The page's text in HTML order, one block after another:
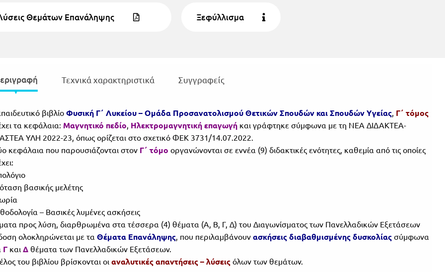
Θεμάτων Επανάληψης Ξεφύλλισμα
Τεχνικά χαρακτηριστικά Συγγραφείς
βιβλίοΦυσική Γ΄ Λυκείου – Ομάδα Προσανατολισμού Θετικών Σπουδών και Σπουδών Υγείας, Γ΄ τόμος
τα κεφάλαια: Μαγνητικό πεδίο, Ηλεκτρομαγνητική επαγωγή και γράφτηκε σύμφωνα με τη ΝΕΑ ΔΙΔΑΚΤΕΑ-
ΥΛΗ 2022-23, όπως ορίζεται στο σχετικό ΦΕΚ 3731/14.07.2022.
κεφάλαια που παρουσιάζονται στον Γ΄ τόμο οργανώνονται σε εννέα (9) διδακτικές ενότητες, καθεμία από τις οποίες
βασικής μελέτης
– Βασικές λυμένες ασκήσεις
προς λύση, διαρθρωμένα στα τέσσερα (4) θέματα (Α, Β, Γ, Δ) του Διαγωνίσματος των Πανελλαδικών Εξετάσεων
ολοκληρώνεται με τα Θέματα Επανάληψης, που περιλαμβάνουν ασκήσεις διαβαθμισμένης δυσκολίας σύμφωνα
Γ και Δ θέματα των Πανελλαδικών Εξετάσεων.
του βιβλίου βρίσκονται οι αναλυτικές απαντήσεις – λύσεις όλων των θεμάτων.